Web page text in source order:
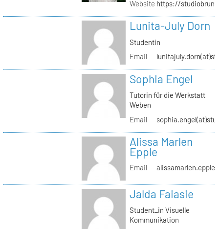
Website https://
Lunita-July Dorn
Studentin
Email
Sophia Engel
Tutorin für die Werkstatt
Weben
Email
Alissa Marlen
Epple
Email
Jalda Faiasie
Student_in Visuelle
Kommunikation